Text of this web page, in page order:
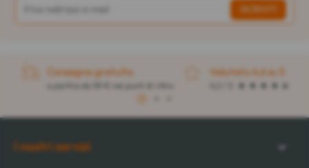
Consegna gratuita
a partire da 59 € nei punti di ritiro
Valutato 4,6 su 5
1
I nostri servizi